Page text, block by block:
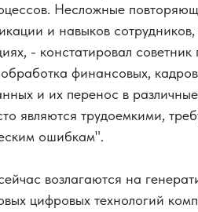
Несложные
и навыков
- констатировал
финансовых,
и их перенос в
являются трудоемкими,
ошибкам".
возлагаются на
цифровых технологий